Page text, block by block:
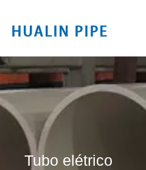
para
conteúdo
Tubo elétrico